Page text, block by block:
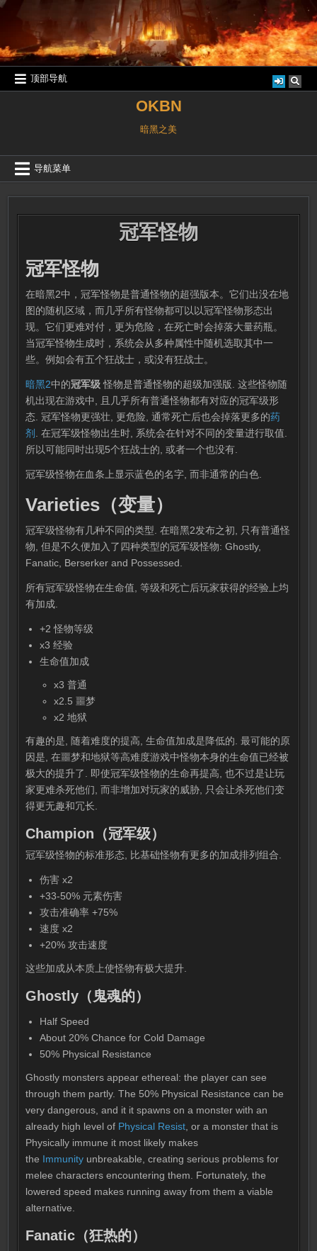
跳
容
顶部导航
OKBN
暗黑之美
导航菜单
冠军怪物
冠军怪物
在暗黑2中，冠军怪物是普通怪物的超强版本。它们出没在地
图的随机区域，而几乎所有怪物都可以以冠军怪物形态出
现。它们更难对付，更为危险，在死亡时会掉落大量药瓶。
当冠军怪物生成时，系统会从多种属性中随机选取其中一
些。例如会有五个狂战士，或没有狂战士。
暗黑2中的冠军级怪物是普通怪物的超级加强版. 这些怪物随
机出现在游戏中, 且几乎所有普通怪物都有对应的冠军级形
态. 冠军怪物更强壮, 更危险, 通常死亡后也会掉落更多的药
剂
. 在冠军级怪物出生时, 系统会在针对不同的变量进行取值.
所以可能同时出现5个狂战士的, 或者一个也没有.
冠军级怪物在血条上显示蓝色的名字, 而非通常的白色.
Varieties（变量）
冠军级怪物有几种不同的类型. 在暗黑2发布之初, 只有普通怪
物, 但是不久便加入了四种类型的冠军级怪物: Ghostly,
Fanatic, Berserker and Possessed.
所有冠军级怪物在生命值, 等级和死亡后玩家获得的经验上均
有加成.
+2 怪物等级
x3 经验
生命值加成
x3 普通
x2.5 噩梦
x2 地狱
有趣的是, 随着难度的提高, 生命值加成是降低的. 最可能的原
因是, 在噩梦和地狱等高难度游戏中怪物本身的生命值已经被
极大的提升了. 即使冠军级怪物的生命再提高, 也不过是让玩
家更难杀死他们, 而非增加对玩家的威胁, 只会让杀死他们变
得更无趣和冗长.
Champion（冠军级）
冠军级怪物的标准形态, 比基础怪物有更多的加成排列组合.
伤害 x2
+33-50% 元素伤害
攻击准确率 +75%
速度 x2
+20% 攻击速度
这些加成从本质上使怪物有极大提升.
Ghostly（鬼魂的）
Half Speed
About 20% Chance for Cold Damage
50% Physical Resistance
Ghostly monsters appear ethereal: the player can see
through them partly. The 50% Physical Resistance can be
very dangerous, and it it spawns on a monster with an
already high level of Physical Resist , or a monster that is
Physically immune it most likely makes
the Immunity unbreakable, creating serious problems for
melee characters encountering them. Fortunately, the
lowered speed makes running away from them a viable
alternative.
Fanatic（狂热的）